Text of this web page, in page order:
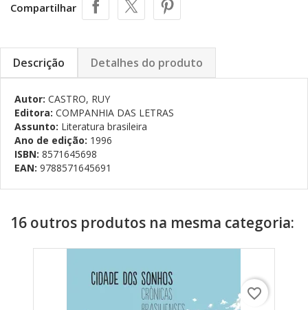
Compartilhar
Descrição Detalhes do produto
Autor: CASTRO, RUY
Editora: COMPANHIA DAS LETRAS
Assunto: Literatura brasileira
Ano de edição: 1996
ISBN: 8571645698
EAN: 9788571645691
16 outros produtos na mesma categoria:
favorite_border